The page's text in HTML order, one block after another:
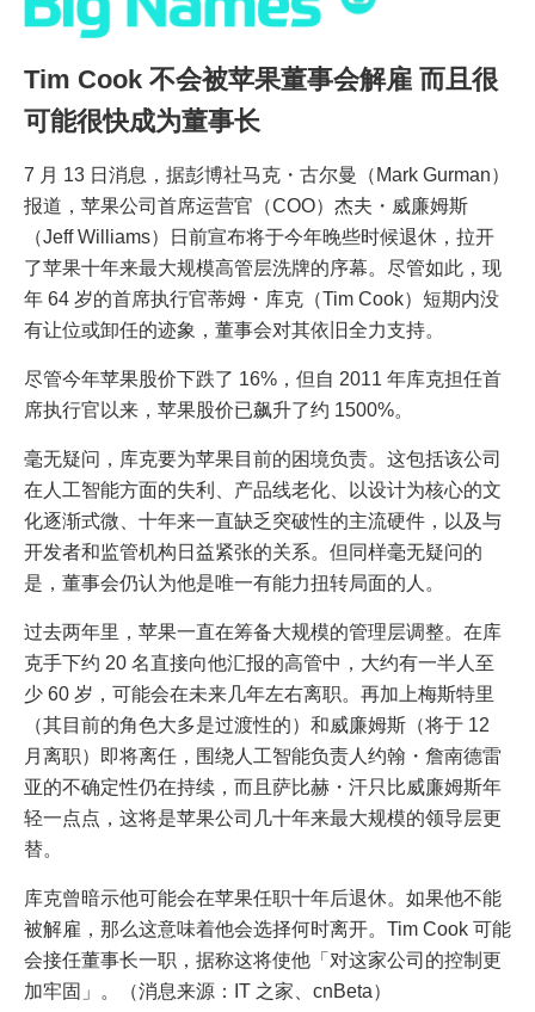
Tim Cook 不会被苹果董事会解雇 而且很
可能很快成为董事长
7 月 13 日消息，据彭博社马克・古尔曼（Mark Gurman）
报道，苹果公司首席运营官（COO）杰夫・威廉姆斯
（Jeff Williams）日前宣布将于今年晚些时候退休，拉开
了苹果十年来最大规模高管层洗牌的序幕。尽管如此，现
年 64 岁的首席执行官蒂姆・库克（Tim Cook）短期内没
有让位或卸任的迹象，董事会对其依旧全力支持。
尽管今年苹果股价下跌了 16%，但自 2011 年库克担任首
席执行官以来，苹果股价已飙升了约 1500%。
毫无疑问，库克要为苹果目前的困境负责。这包括该公司
在人工智能方面的失利、产品线老化、以设计为核心的文
化逐渐式微、十年来一直缺乏突破性的主流硬件，以及与
开发者和监管机构日益紧张的关系。但同样毫无疑问的
是，董事会仍认为他是唯一有能力扭转局面的人。
过去两年里，苹果一直在筹备大规模的管理层调整。在库
克手下约 20 名直接向他汇报的高管中，大约有一半人至
少 60 岁，可能会在未来几年左右离职。再加上梅斯特里
（其目前的角色大多是过渡性的）和威廉姆斯（将于 12
月离职）即将离任，围绕人工智能负责人约翰・詹南德雷
亚的不确定性仍在持续，而且萨比赫・汗只比威廉姆斯年
轻一点点，这将是苹果公司几十年来最大规模的领导层更
替。
库克曾暗示他可能会在苹果任职十年后退休。如果他不能
被解雇，那么这意味着他会选择何时离开。Tim Cook 可能
会接任董事长一职，据称这将使他「对这家公司的控制更
加牢固」。（消息来源：IT 之家、cnBeta）